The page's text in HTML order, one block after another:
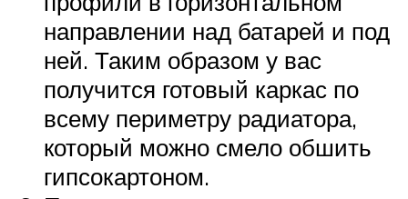
направлении над батарей и под
ней. Таким образом у вас
получится готовый каркас по
всему периметру радиатора,
который можно смело обшить
гипсокартоном.